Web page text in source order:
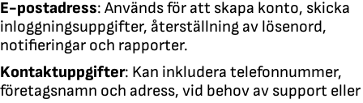
E-postadress: Används för att skapa konto, skicka
inloggningsuppgifter, återställning av lösenord,
notifieringar och rapporter.
Kontaktuppgifter: Kan inkludera telefonnummer,
företagsnamn och adress, vid behov av support eller